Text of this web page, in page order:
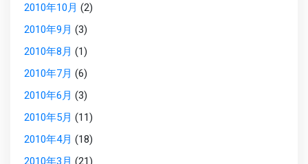
2010年10月 (2)
2010年9月 (3)
2010年8月 (1)
2010年7月 (6)
2010年6月 (3)
2010年5月 (11)
2010年4月 (18)
2010年3月 (21)